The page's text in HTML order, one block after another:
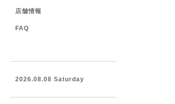
店舗情報
FAQ
2026.08.08 Saturday